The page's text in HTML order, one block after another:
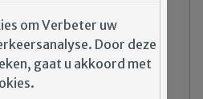
om Verbeter uw
Door deze
gaat u akkoord met